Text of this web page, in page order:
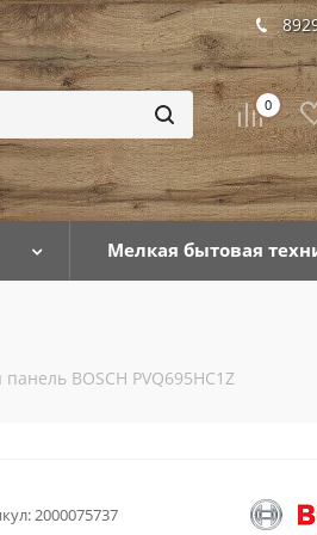
0
Мелкая бытовая
BOSCH PVQ695HC1Z
2000075737